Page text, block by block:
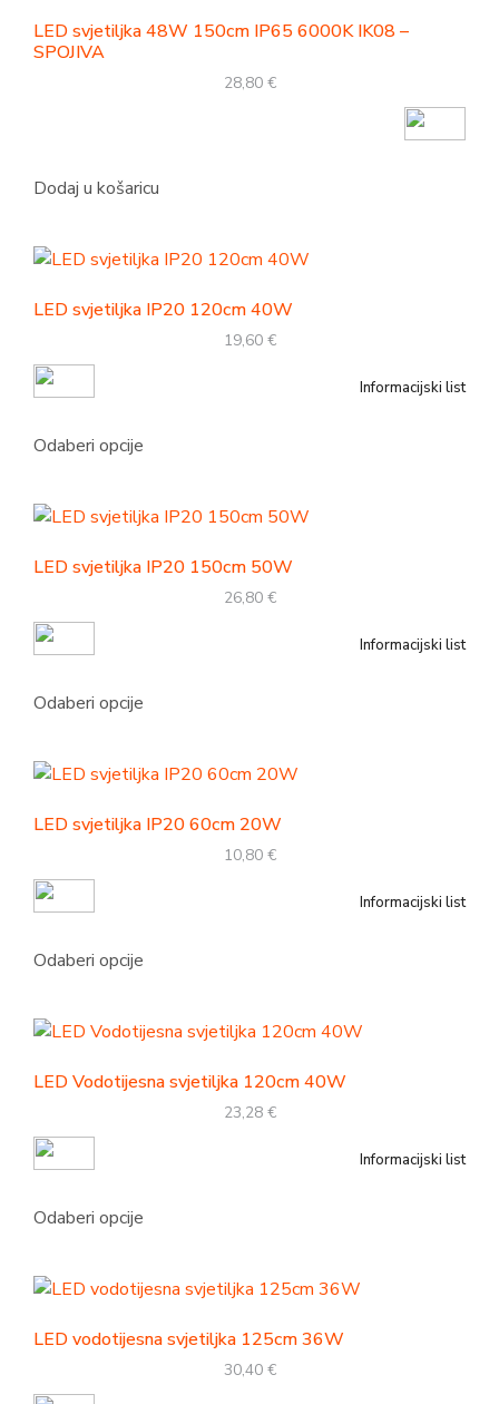
LED svjetiljka 48W 150cm IP65 6000K IK08 –
SPOJIVA
28,80 €
Dodaj u košaricu
LED svjetiljka IP20 120cm 40W
19,60 €
Informacijski list
Odaberi opcije
LED svjetiljka IP20 150cm 50W
26,80 €
Informacijski list
Odaberi opcije
LED svjetiljka IP20 60cm 20W
10,80 €
Informacijski list
Odaberi opcije
LED Vodotijesna svjetiljka 120cm 40W
23,28 €
Informacijski list
Odaberi opcije
LED vodotijesna svjetiljka 125cm 36W
30,40 €